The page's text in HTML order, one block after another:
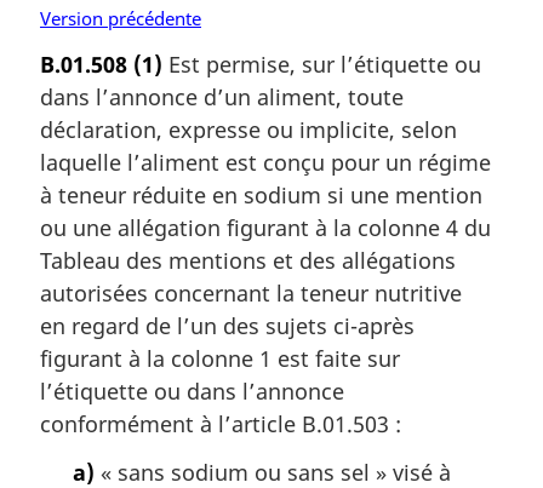
Version précédente
B.01.508 (1) Est permise, sur l’étiquette ou
dans l’annonce d’un aliment, toute
déclaration, expresse ou implicite, selon
laquelle l’aliment est conçu pour un régime
à teneur réduite en sodium si une mention
ou une allégation figurant à la colonne 4 du
Tableau des mentions et des allégations
autorisées concernant la teneur nutritive
en regard de l’un des sujets ci-après
figurant à la colonne 1 est faite sur
l’étiquette ou dans l’annonce
conformément à l’article B.01.503 :
a) « sans sodium ou sans sel » visé à